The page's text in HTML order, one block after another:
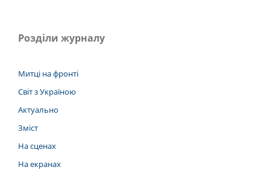
Розділи журналу
Митці на фронті
Світ з Україною
Актуально
Зміст
На сценах
На екранах